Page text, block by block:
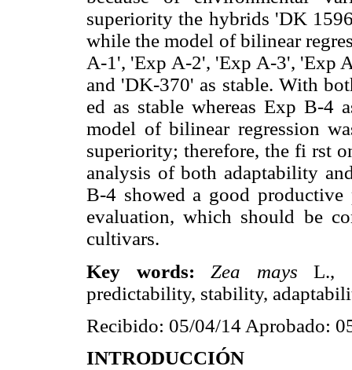
superiority the hybrids 'DK
while the model of bilinear
A-1', 'Exp A-2', 'Exp A-3', 'Exp
and 'DK-370' as stable. With
ed as stable whereas Exp B-4
model of bilinear regression
superiority; therefore, the fi rst
analysis of both adaptability
B-4 showed a good
evaluation, which should be
cultivars.
Key words: Zea mays
L.,
predictability, stability,
Recibido: 05/04/14 Aprobado:
INTRODUCCIÓN